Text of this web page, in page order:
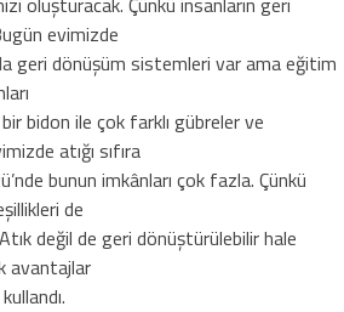
evimizde
geri dönüşüm sistemleri var ama eğitim
bidon ile çok farklı gübreler ve
atığı sıfıra
bunun imkânları çok fazla. Çünkü
de
değil de geri dönüştürülebilir hale
avantajlar